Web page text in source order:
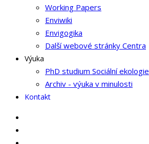
Working Papers
Enviwiki
Envigogika
Další webové stránky Centra
Výuka
PhD studium Sociální ekologie
Archiv - výuka v minulosti
Kontakt